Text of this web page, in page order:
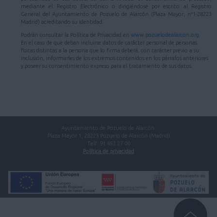
mediante el Registro Electrónico o dirigiéndose por escrito al Registro
General del Ayuntamiento de Pozuelo de Alarcón (Plaza Mayor, nº1-28223
Madrid) acreditando su identidad.
Podrán consultar la Política de Privacidad en www.pozuelodealarcon.org
En el caso de que deban incluirse datos de carácter personal de personas
físicas distintas a la persona que lo firma deberá, con carácter previo a su
inclusión, informarles de los extremos contenidos en los párrafos anteriores
y poseer su consentimiento expreso para el tratamiento de sus datos.
Ayuntamiento de Pozuelo de Alarcón.
Plaza Mayor 1, 28223 Pozuelo de Alarcón (Madrid)
Telf. 91 452 27 00
Política de privacidad